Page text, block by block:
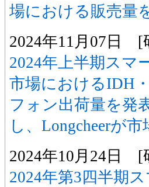
場における販売量
2024年11月07日 [
2024年上半期スマ
市場におけるIDH
フォン出荷量を発
し、Longcheerが
2024年10月24日 [
2024年第3四半期